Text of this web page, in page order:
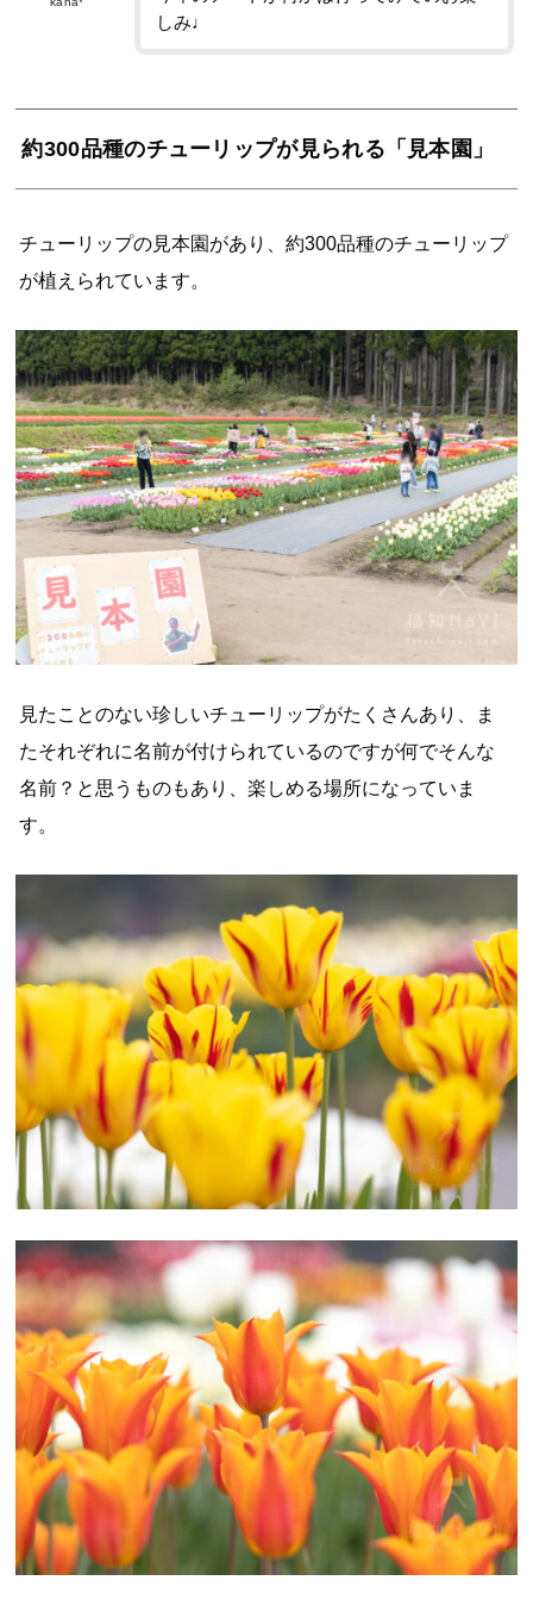
しみ♩
約300品種のチューリップが見られる「見本園」
チューリップの見本園があり、約300品種のチューリップ
が植えられています。
見たことのない珍しいチューリップがたくさんあり、ま
たそれぞれに名前が付けられているのですが何でそんな
名前？と思うものもあり、楽しめる場所になっていま
す。